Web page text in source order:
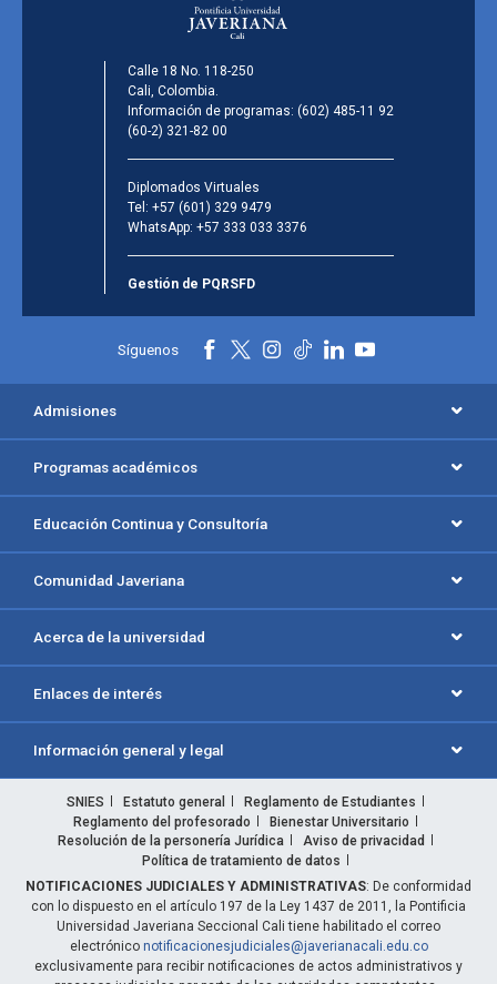
Calle 18 No. 118-250
Cali, Colombia.
Información de programas: (602) 485-11 92
(60-2) 321-82 00
Diplomados Virtuales
Tel: +57 (601) 329 9479
WhatsApp: +57 333 033 3376
Gestión de PQRSFD
Síguenos
Admisiones
Programas académicos
Educación Continua y Consultoría
Comunidad Javeriana
Acerca de la universidad
Enlaces de interés
Información general y legal
SNIES Estatuto general
Reglamento de Estudiantes
Reglamento del profesorado
Bienestar Universitario
Resolución de la personería Jurídica
Aviso de privacidad
Política de tratamiento de datos
NOTIFICACIONES JUDICIALES Y ADMINISTRATIVAS: De conformidad
con lo dispuesto en el artículo 197 de la Ley 1437 de 2011, la Pontificia
Universidad Javeriana Seccional Cali tiene habilitado el correo
electrónico notificacionesjudiciales@javerianacali.edu.co
exclusivamente para recibir notificaciones de actos administrativos y